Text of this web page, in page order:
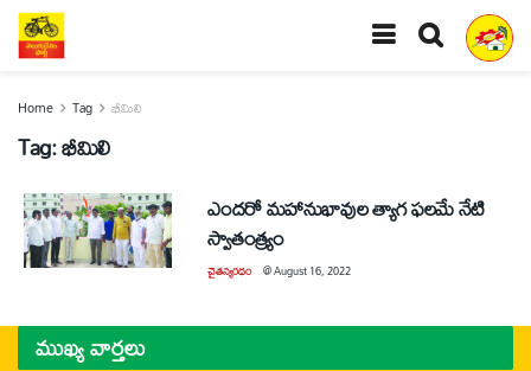
Home Tag భీమిలి
Tag:భీమిలి
ఎందరో మహానుభావుల త్యాగ ఫలమే నేటి
స్వాతంత్య్రం
చైతన్యరధం @August 16, 2022
ముఖ్య వార్తలు